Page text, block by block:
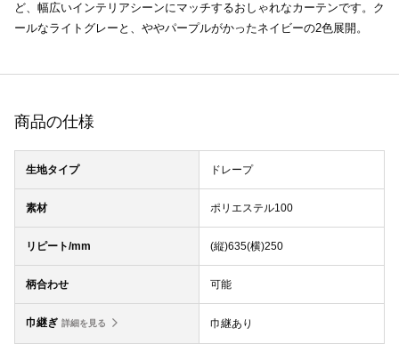
ど、幅広いインテリアシーンにマッチするおしゃれなカーテンです。ク
ールなライトグレーと、ややパープルがかったネイビーの2色展開。
商品の仕様
生地タイプ ドレープ
素材 ポリエステル100
リピート/mm (縦)635(横)250
柄合わせ 可能
巾継ぎ 詳細を見る 巾継あり